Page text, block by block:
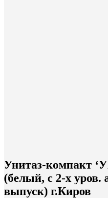
Унитаз-компакт
(белый, с 2-х уров.
выпуск) г.Киров